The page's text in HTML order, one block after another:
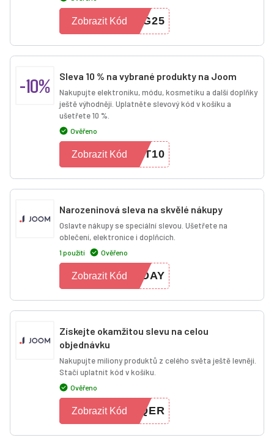
NG25
Zobrazit Kód
-10% Sleva 10 % na vybrané produkty na Joom
Nakupujte elektroniku, módu, kosmetiku a další doplňky
ještě výhodněji. Uplatněte slevový kód v košíku a
ušetřete 10 %.
Ověřeno
AT10
Zobrazit Kód
Narozeninová sleva na skvělé nákupy
Oslavte nákupy se speciální slevou. Ušetřete na
oblečení, elektronice i doplňcích.
1 použití Ověřeno
HDAY
Zobrazit Kód
Získejte okamžitou slevu na celou
objednávku
Nakupujte miliony produktů z celého světa ještě levněji.
Stačí uplatnit kód v košíku.
Ověřeno
RQER
Zobrazit Kód